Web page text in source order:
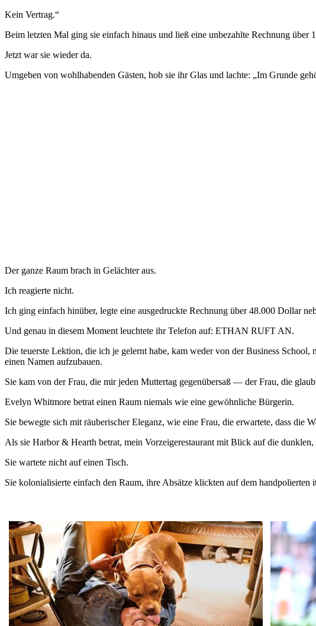
Kein Vertrag.“
Beim letzten Mal ging sie einfach hinaus und ließ eine unbezahlte Rechnung
Jetzt war sie wieder da.
Umgeben von wohlhabenden Gästen, hob sie ihr Glas und lachte: „Im Grunde
Der ganze Raum brach in Gelächter aus.
Ich reagierte nicht.
Ich ging einfach hinüber, legte eine ausgedruckte Rechnung über 48.000 Dollar
Und genau in diesem Moment leuchtete ihr Telefon auf: ETHAN RUFT AN.
Die teuerste Lektion, die ich je gelernt habe, kam weder von der Business
einen Namen aufzubauen.
Sie kam von der Frau, die mir jeden Muttertag gegenübersaß — der Frau, die
Evelyn Whitmore betrat einen Raum niemals wie eine gewöhnliche Bürgerin.
Sie bewegte sich mit räuberischer Eleganz, wie eine Frau, die erwartete, dass
Als sie Harbor & Hearth betrat, mein Vorzeigerestaurant mit Blick auf die
Sie wartete nicht auf einen Tisch.
Sie kolonialisierte einfach den Raum, ihre Absätze klickten auf dem